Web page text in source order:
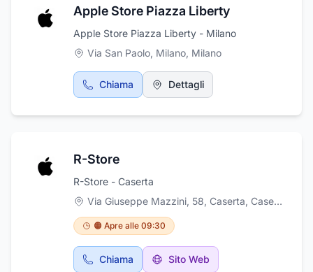
Apple Store Piazza Liberty
Apple Store Piazza Liberty - Milano
Via San Paolo, Milano, Milano
Chiama Dettagli
R-Store
R-Store - Caserta
Via Giuseppe Mazzini, 58, Caserta, Caserta
🟠 Apre alle 09:30
Chiama Sito Web